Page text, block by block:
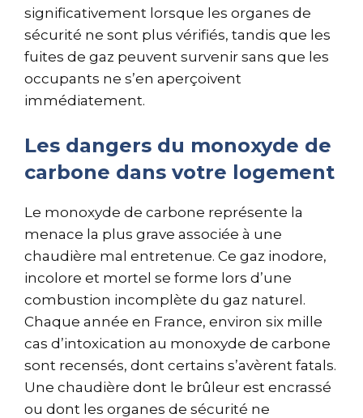
significativement lorsque les organes de
sécurité ne sont plus vérifiés, tandis que les
fuites de gaz peuvent survenir sans que les
occupants ne s’en aperçoivent
immédiatement.
Les dangers du monoxyde de
carbone dans votre logement
Le monoxyde de carbone représente la
menace la plus grave associée à une
chaudière mal entretenue. Ce gaz inodore,
incolore et mortel se forme lors d’une
combustion incomplète du gaz naturel.
Chaque année en France, environ six mille
cas d’intoxication au monoxyde de carbone
sont recensés, dont certains s’avèrent fatals.
Une chaudière dont le brûleur est encrassé
ou dont les organes de sécurité ne